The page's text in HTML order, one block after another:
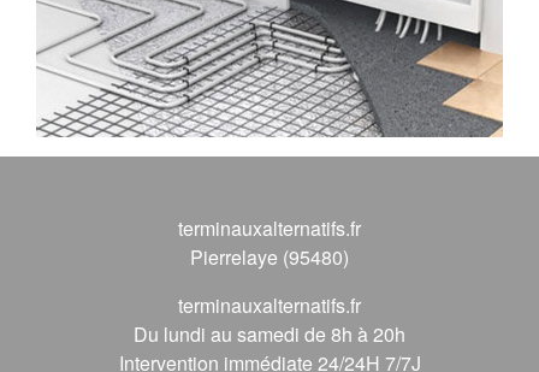
terminauxalternatifs.fr
Pierrelaye (95480)
terminauxalternatifs.fr
Du lundi au samedi de 8h à 20h
Intervention immédiate 24/24H 7/7J